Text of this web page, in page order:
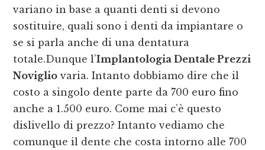
variano in base a quanti denti si devono
sostituire, quali sono i denti da impiantare o
se si parla anche di una dentatura
totale.Dunque l’Implantologia Dentale Prezzi
Noviglio varia. Intanto dobbiamo dire che il
costo a singolo dente parte da 700 euro fino
anche a 1.500 euro. Come mai c’è questo
dislivello di prezzo? Intanto vediamo che
comunque il dente che costa intorno alle 700